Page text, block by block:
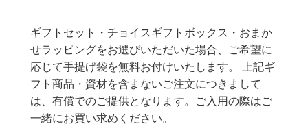
ギフトセット・チョイスギフトボックス・おまか
せラッピングをお選びいただいた場合、ご希望に
応じて手提げ袋を無料お付けいたします。 上記ギ
フト商品・資材を含まないご注文につきまして
は、有償でのご提供となります。ご入用の際はご
一緒にお買い求めください。